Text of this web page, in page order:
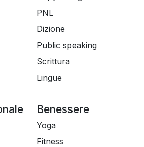
PNL
Dizione
Public speaking
Scrittura
Lingue
Benessere
Yoga
Fitness